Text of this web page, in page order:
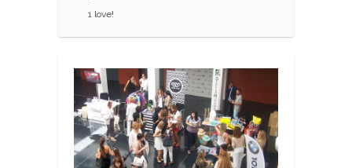
1 love!